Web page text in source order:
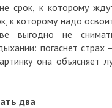
срок, к которому
к которому надо
выгодно не
погаснет страх
она объясняет
два